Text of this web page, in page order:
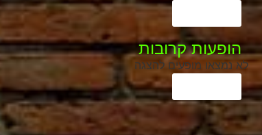
הופעות קרובות
לא נמצאו מופעים להצגה